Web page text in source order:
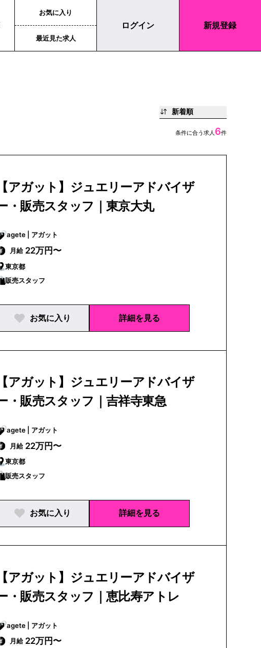
お気に入り
最近見た求人
ログイン 新規登録
新着順
条件に合う求人 6件
【アガット】ジュエリーアドバイザ
・販売スタッフ｜東京大丸
agete | アガット
月給 22万円〜
東京都
販売スタッフ
お気に入り 詳細を見る
【アガット】ジュエリーアドバイザ
・販売スタッフ｜吉祥寺東急
agete | アガット
月給 22万円〜
東京都
販売スタッフ
お気に入り 詳細を見る
【アガット】ジュエリーアドバイザ
・販売スタッフ｜恵比寿アトレ
agete | アガット
月給 22万円〜